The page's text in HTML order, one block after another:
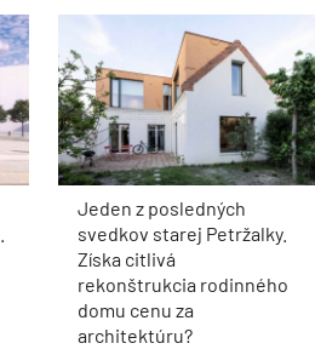
Jeden z posledných
svedkov starej Petržalky.
Získa citlivá
rekonštrukcia rodinného
domu cenu za
architektúru?